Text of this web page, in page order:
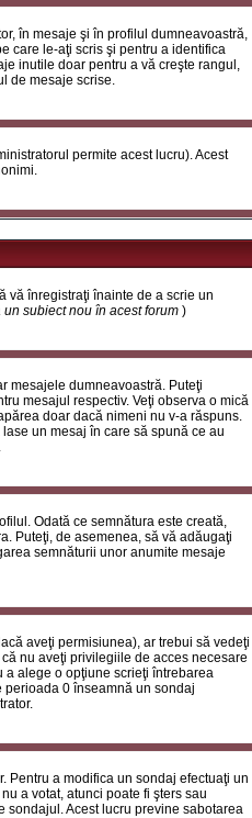
în mesaje şi în profilul dumneavoastră,
care le-aţi scris şi pentru a identifica
inutile doar pentru a vă creşte rangul,
de mesaje scrise.
permite acest lucru). Acest
vă înregistraţi înainte de a scrie un
un subiect nou în acest forum )
mesajele dumneavoastră. Puteţi
mesajul respectiv. Veţi observa o mică
doar dacă nimeni nu v-a răspuns.
un mesaj în care să spună ce au
Odată ce semnătura este creată,
Puteţi, de asemenea, să vă adăugaţi
semnăturii unor anumite mesaje
aveţi permisiunea), ar trebui să vedeţi
nu aveţi privilegiile de acces necesare
a alege o opţiune scrieţi întrebarea
0 înseamnă un sondaj
Pentru a modifica un sondaj efectuaţi un
a votat, atunci poate fi şters sau
sondajul. Acest lucru previne sabotarea